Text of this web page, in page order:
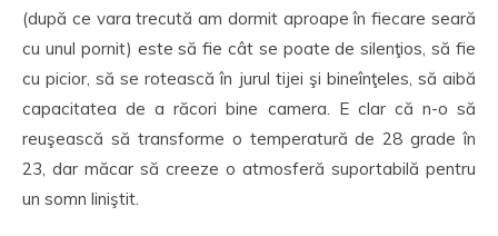
(după ce vara trecută am dormit aproape în fiecare seară
cu unul pornit) este să fie cât se poate de silenţios, să fie
cu picior, să se rotească în jurul tijei şi bineînţeles, să aibă
capacitatea de a răcori bine camera. E clar că n-o să
reuşească să transforme o temperatură de 28 grade în
23, dar măcar să creeze o atmosferă suportabilă pentru
un somn liniştit.